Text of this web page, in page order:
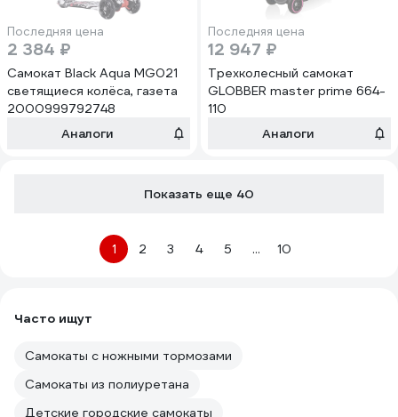
Последняя цена
2 384 ₽
Самокат Black Aqua MG021
светящиеся колёса, газета
2000999792748
Аналоги
Последняя цена
12 947 ₽
Трехколесный самокат
GLOBBER master prime 664-
110
Аналоги
Показать еще 40
1 2 3 4 5 ... 10
Часто ищут
Самокаты с ножными тормозами
Самокаты из полиуретана
Детские городские самокаты